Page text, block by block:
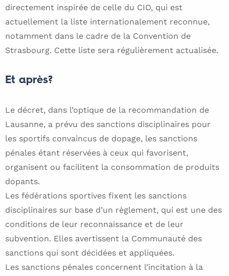
directement inspirée de celle du CIO, qui est
actuellement la liste internationalement reconnue,
notamment dans le cadre de la Convention de
Strasbourg. Cette liste sera régulièrement actualisée.
Et après?
Le décret, dans l’optique de la recommandation de
Lausanne, a prévu des sanctions disciplinaires pour
les sportifs convaincus de dopage, les sanctions
pénales étant réservées à ceux qui favorisent,
organisent ou facilitent la consommation de produits
dopants.
Les fédérations sportives fixent les sanctions
disciplinaires sur base d’un règlement, qui est une des
conditions de leur reconnaissance et de leur
subvention. Elles avertissent la Communauté des
sanctions qui sont décidées et appliquées.
Les sanctions pénales concernent l’incitation à la